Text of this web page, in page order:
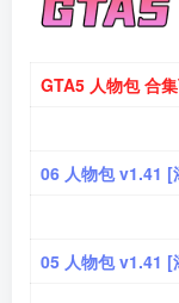
GTA5 人物包 合
06 人物包 v1.41 [
05 人物包 v1.41 [